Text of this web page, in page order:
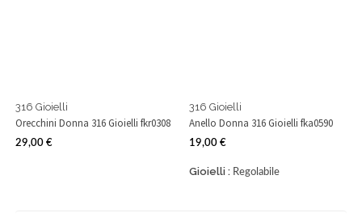
316 Gioielli
Orecchini Donna 316 Gioielli fkr0308
Prezzo
29,00 €
316 Gioielli
Anello Donna 316 Gioielli fka0590
Prezzo
19,00 €
Gioielli : Regolabile